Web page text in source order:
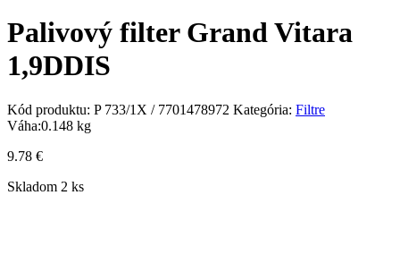
Palivový filter Grand Vitara
1,9DDIS
Kód produktu: P 733/1X / 7701478972 Kategória: Filtre
Váha:0.148 kg
9.78 €
Skladom 2 ks